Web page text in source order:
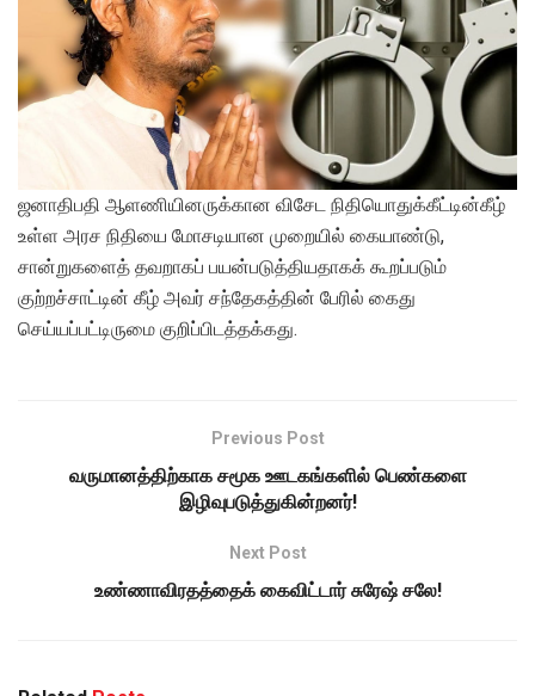
ஜனாதிபதி ஆளணியினருக்கான விசேட நிதியொதுக்கீட்டின்கீழ்
உள்ள அரச நிதியை மோசடியான முறையில் கையாண்டு,
சான்றுகளைத் தவறாகப் பயன்படுத்தியதாகக் கூறப்படும்
குற்றச்சாட்டின் கீழ் அவர் சந்தேகத்தின் பேரில் கைது
செய்யப்பட்டிருமை குறிப்பிடத்தக்கது.
Previous Post
வருமானத்திற்காக சமூக ஊடகங்களில் பெண்களை
இழிவுபடுத்துகின்றனர்!
Next Post
உண்ணாவிரதத்தைக் கைவிட்டார் சுரேஷ் சலே!